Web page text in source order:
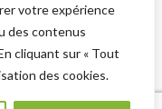
votre expérience
des contenus
cliquant sur « Tout
des cookies.
débit d’air ?
silencieux ?